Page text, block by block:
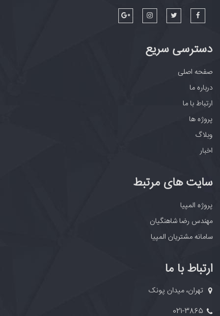
دسترسی سریع
صفحه اصلی
درباره ما
ارتباط با ما
پروژه ها
وبلاگ
اخبار
سایت های مرتبط
پروژه المپیا
مهندس رضا شاهنگیان
سامانه مشتریان المپیا
ارتباط با ما
تهران، میدان پونک
021-3865